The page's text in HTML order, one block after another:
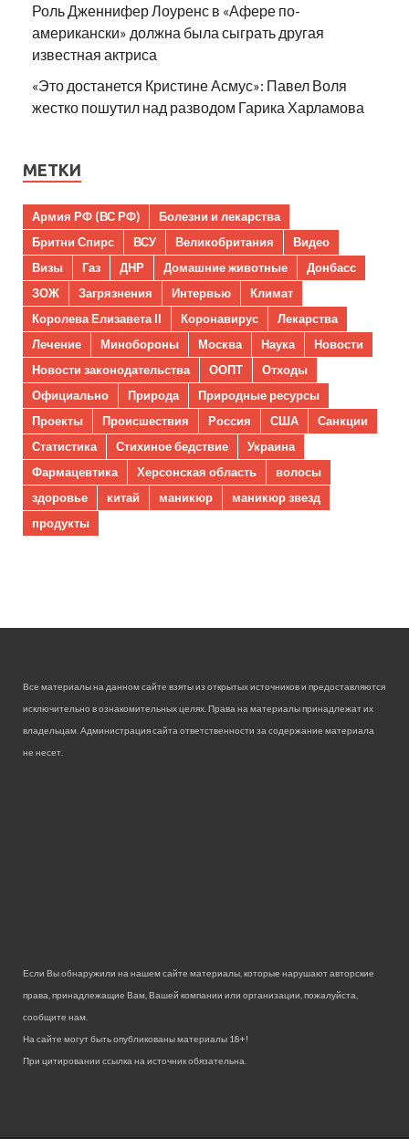
Роль Дженнифер Лоуренс в «Афере по-
американски» должна была сыграть другая
известная актриса
«Это достанется Кристине Асмус»: Павел Воля
жестко пошутил над разводом Гарика Харламова
МЕТКИ
Армия РФ (ВС РФ)
Болезни и лекарства
Бритни Спирс
ВСУ Великобритания
Видео
Визы
Газ ДНР Домашние животные
Донбасс
ЗОЖ
Загрязнения Интервью
Климат
Королева Елизавета II
Коронавирус
Лекарства
Лечение
Минобороны Москва Наука
Новости
Новости законодательства
ООПТ
Отходы
Официально
Природа
Природные ресурсы
Проекты
Происшествия Россия США
Санкции
Статистика
Стихиное бедствие
Украина
Фармацевтика
Херсонская область
волосы
здоровье
китай маникюр
маникюр звезд
продукты
Все материалы на данном сайте взяты из открытых источников и предоставляются
исключительно в ознакомительных целях. Права на материалы принадлежат их
владельцам. Администрация сайта ответственности за содержание материала
не несет.
Если Вы обнаружили на нашем сайте материалы, которые нарушают авторские
права, принадлежащие Вам, Вашей компании или организации, пожалуйста,
сообщите нам.
На сайте могут быть опубликованы материалы 18+!
При цитировании ссылка на источник обязательна.